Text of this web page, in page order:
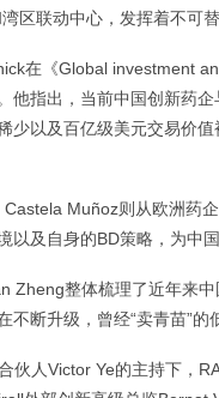
区联动中心，发挥着不可替
在《Global investment
他指出，当前中国创新药
少以及百亿级美元交易价
Muñoz则从欧洲药
以及自身的BD策略，为中
Zheng整体梳理了近年来
断升级，曾经“卖青苗”的
伙人Victor Ye的主持下，